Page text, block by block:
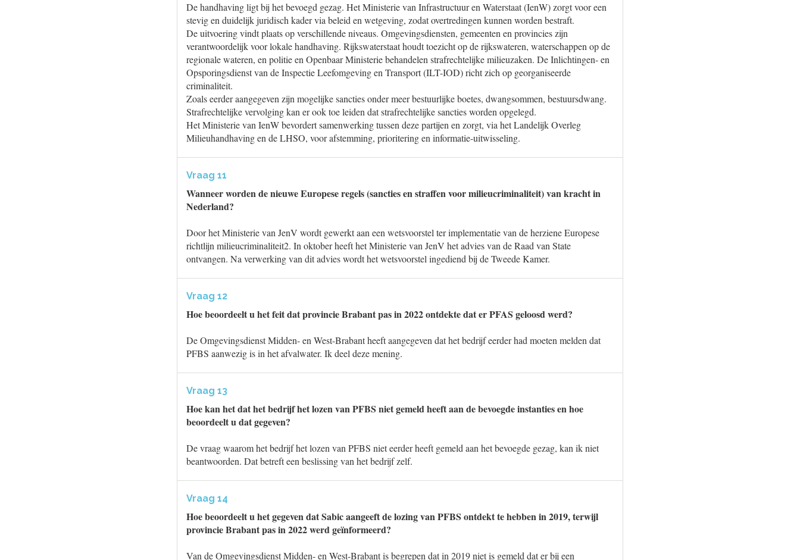
De handhaving ligt bij het bevoegd gezag. Het Ministerie van Infrastructuur en Waterstaat (IenW) zorgt voor een
stevig en duidelijk juridisch kader via beleid en wetgeving, zodat overtredingen kunnen worden bestraft.
De uitvoering vindt plaats op verschillende niveaus. Omgevingsdiensten, gemeenten en provincies zijn
verantwoordelijk voor lokale handhaving. Rijkswaterstaat houdt toezicht op de rijkswateren, waterschappen op de
regionale wateren, en politie en Openbaar Ministerie behandelen strafrechtelijke milieuzaken. De Inlichtingen- en
Opsporingsdienst van de Inspectie Leefomgeving en Transport (ILT-IOD) richt zich op georganiseerde
criminaliteit.
Zoals eerder aangegeven zijn mogelijke sancties onder meer bestuurlijke boetes, dwangsommen, bestuursdwang.
Strafrechtelijke vervolging kan er ook toe leiden dat strafrechtelijke sancties worden opgelegd.
Het Ministerie van IenW bevordert samenwerking tussen deze partijen en zorgt, via het Landelijk Overleg
Milieuhandhaving en de LHSO, voor afstemming, prioritering en informatie-uitwisseling.
Vraag 11
Wanneer worden de nieuwe Europese regels (sancties en straffen voor milieucriminaliteit) van kracht in
Nederland?
Door het Ministerie van JenV wordt gewerkt aan een wetsvoorstel ter implementatie van de herziene Europese
richtlijn milieucriminaliteit2. In oktober heeft het Ministerie van JenV het advies van de Raad van State
ontvangen. Na verwerking van dit advies wordt het wetsvoorstel ingediend bij de Tweede Kamer.
Vraag 12
Hoe beoordeelt u het feit dat provincie Brabant pas in 2022 ontdekte dat er PFAS geloosd werd?
De Omgevingsdienst Midden- en West-Brabant heeft aangegeven dat het bedrijf eerder had moeten melden dat
PFBS aanwezig is in het afvalwater. Ik deel deze mening.
Vraag 13
Hoe kan het dat het bedrijf het lozen van PFBS niet gemeld heeft aan de bevoegde instanties en hoe
beoordeelt u dat gegeven?
De vraag waarom het bedrijf het lozen van PFBS niet eerder heeft gemeld aan het bevoegde gezag, kan ik niet
beantwoorden. Dat betreft een beslissing van het bedrijf zelf.
Vraag 14
Hoe beoordeelt u het gegeven dat Sabic aangeeft de lozing van PFBS ontdekt te hebben in 2019, terwijl
provincie Brabant pas in 2022 werd geïnformeerd?
Van de Omgevingsdienst Midden- en West-Brabant is begrepen dat in 2019 niet is gemeld dat er bij een